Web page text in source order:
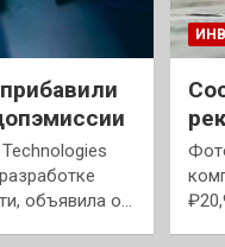
объявила о…